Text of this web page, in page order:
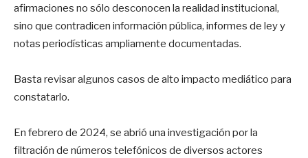
afirmaciones no sólo desconocen la realidad institucional,
sino que contradicen información pública, informes de ley y
notas periodísticas ampliamente documentadas.
Basta revisar algunos casos de alto impacto mediático para
constatarlo.
En febrero de 2024, se abrió una investigación por la
filtración de números telefónicos de diversos actores